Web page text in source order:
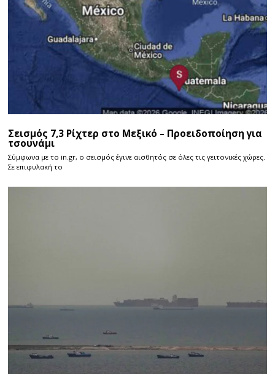
Σεισμός 7,3 Ρίχτερ στο Μεξικό – Προειδοποίηση για
τσουνάμι
Σύμφωνα με το in.gr, ο σεισμός έγινε αισθητός σε όλες τις γειτονικές χώρες.
Σε επιφυλακή το